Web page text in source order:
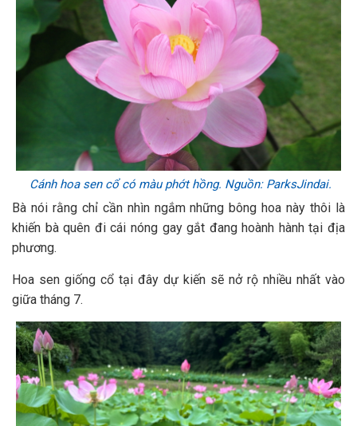
Cánh hoa sen cổ có màu phớt hồng. Nguồn: ParksJindai.
Bà nói rằng chỉ cần nhìn ngắm những bông hoa này thôi là
khiến bà quên đi cái nóng gay gắt đang hoành hành tại địa
phương.
Hoa sen giống cổ tại đây dự kiến sẽ nở rộ nhiều nhất vào
giữa tháng 7.